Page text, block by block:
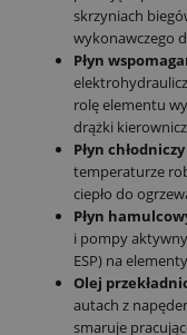
skrzyniach
wykonawczego
Płyn
rolę elementu
drążki
Płyn chłodniczy
temperaturze
ciepło do
Płyn
i pompy
ESP) na
Olej
autach z
smaruje